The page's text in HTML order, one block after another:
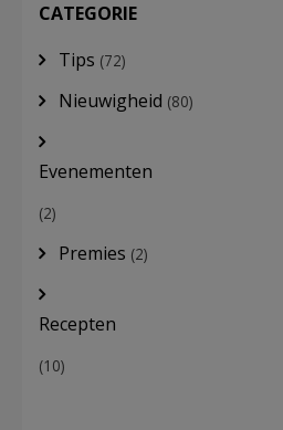
CATEGORIE
Tips (72)
Nieuwigheid (80)
Evenementen
(2)
Premies (2)
Recepten
(10)